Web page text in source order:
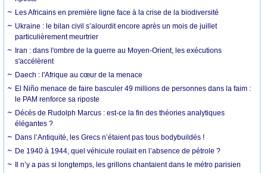
Les Africains en première ligne face à la crise de la biodiversité
Ukraine : le bilan civil s’alourdit encore après un mois de juillet
particulièrement meurtrier
Iran : dans l'ombre de la guerre au Moyen-Orient, les exécutions
s'accélèrent
Daech : l'Afrique au cœur de la menace
El Niño menace de faire basculer 49 millions de personnes dans la faim :
le PAM renforce sa riposte
Décès de Rudolph Marcus : est-ce la fin des théories analytiques
élégantes ?
Dans l’Antiquité, les Grecs n’étaient pas tous bodybuildés !
De 1940 à 1944, quel véhicule roulait en l’absence de pétrole ?
Il n’y a pas si longtemps, les grillons chantaient dans le métro parisien